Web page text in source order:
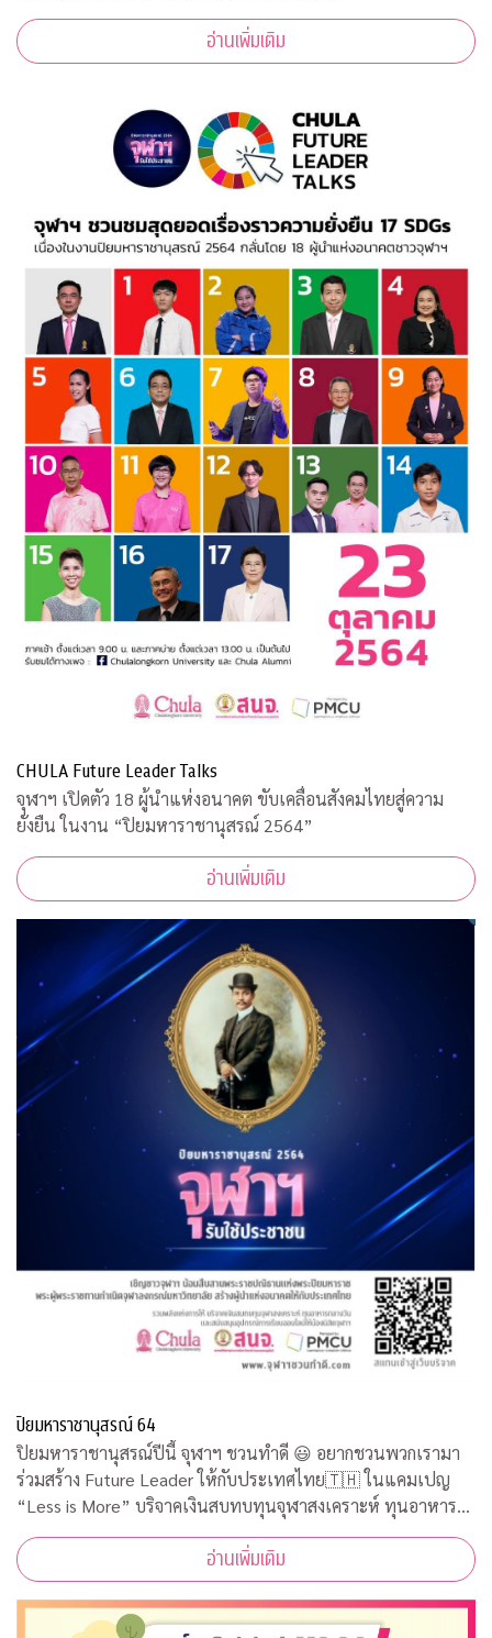
อ่านเพิ่มเติม
CHULA Future Leader Talks
จุฬาฯ เปิดตัว 18 ผู้นำแห่งอนาคต ขับเคลื่อนสังคมไทยสู่ความ
ยั่งยืน ในงาน “ปิยมหาราชานุสรณ์ 2564”
อ่านเพิ่มเติม
ปิยมหาราชานุสรณ์ 64
ปิยมหาราชานุสรณ์ปีนี้ จุฬาฯ ชวนทำดี 😃 อยากชวนพวกเรามา
ร่วมสร้าง Future Leader ให้กับประเทศไทย🇹🇭 ในแคมเปญ
“Less is More” บริจาคเงินสบทบทุนจุฬาสงเคราะห์ ทุนอาหาร
กลางวัน และสนับสนุนอุปกรณ์การเรียนออนไลน์ให้น้องนิสิตใช้ทำ
กิจกรรมจิตอาสาออนไลน์รับใช้ประชาชนคว
อ่านเพิ่มเติม